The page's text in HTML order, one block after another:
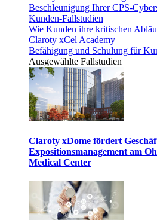
Beschleunigung Ihrer CPS-
Kunden-Fallstudien
Wie Kunden ihre kritischen
Claroty xCel Academy
Befähigung und Schulung für
Ausgewählte Fallstudien
Claroty xDome fördert
Expositionsmanagement am
Medical Center